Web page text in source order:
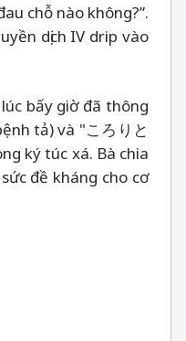
chỗ nào không?”.
dịch IV drip vào
bấy giờ đã thông
tả) và "ころりと
ký túc xá. Bà chia
đề kháng cho cơ